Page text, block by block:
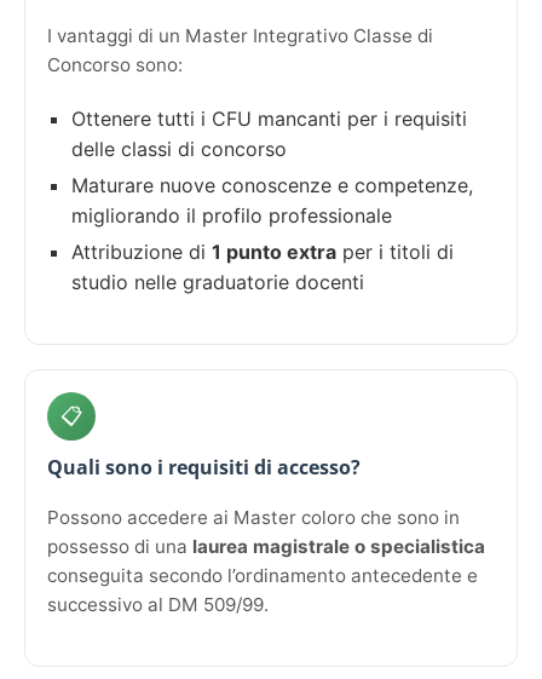
I vantaggi di un Master Integrativo Classe di
Concorso sono:
Ottenere tutti i CFU mancanti per i requisiti
delle classi di concorso
Maturare nuove conoscenze e competenze,
migliorando il profilo professionale
Attribuzione di 1 punto extra per i titoli di
studio nelle graduatorie docenti
📋
Quali sono i requisiti di accesso?
Possono accedere ai Master coloro che sono in
possesso di una laurea magistrale o specialistica
conseguita secondo l’ordinamento antecedente e
successivo al DM 509/99.